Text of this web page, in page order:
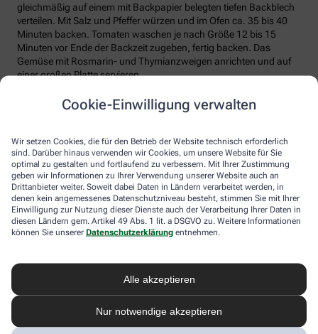
Cookie-Einwilligung verwalten
Wir setzen Cookies, die für den Betrieb der Website technisch erforderlich
sind. Darüber hinaus verwenden wir Cookies, um unsere Website für Sie
optimal zu gestalten und fortlaufend zu verbessern. Mit Ihrer Zustimmung
geben wir Informationen zu Ihrer Verwendung unserer Website auch an
Drittanbieter weiter. Soweit dabei Daten in Ländern verarbeitet werden, in
denen kein angemessenes Datenschutzniveau besteht, stimmen Sie mit Ihrer
Einwilligung zur Nutzung dieser Dienste auch der Verarbeitung Ihrer Daten in
diesen Ländern gem. Artikel 49 Abs. 1 lit. a DSGVO zu. Weitere Informationen
können Sie unserer Datenschutzerklärung entnehmen.
Alle akzeptieren
Nur notwendige akzeptieren
gleichmäßig auf einem mit Backpapier belegten tiefen Backblech
verteilen. Mit Salz und Pfeffer würzen und im Ofen ca. 35 bis 40
Minuten backen. Tomaten waschen je nach Größe 12 bis 15
Minuten vor Ende der Backzeit zugeben, fertig backen. Das
Gemüse mit Rosmarin- und Thymianzweigen anrichten und auf
einer großen Platte servieren.
Tipp: Sie können jedes Gemüse, das gerade Saison hat, als
Ofengemüse zubereiten. Bei unterschiedlichen Garzeiten legen sie
folgende Garzeiten: Kartoffeln, Blumenkohl und Romanesco ca.
35 Min., Karotten, Hokkaido-Kürbis, Süßkartoffel und Rote Bete
ca. 30 Min., Pastinaken ca. 25 Min., Zwiebeln und Aubergine ca.
20 Min., Zucchini, Brokkoli, Paprika und Tomaten je nach Größe
ca. 15 Min.